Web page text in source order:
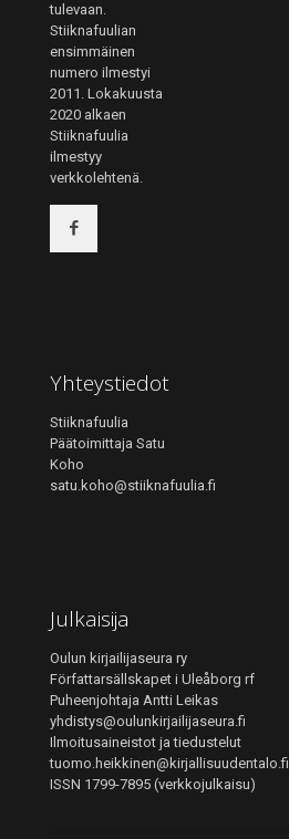
tulevaan.
Stiiknafuulian
ensimmäinen
numero ilmestyi
2011. Lokakuusta
2020 alkaen
Stiiknafuulia
ilmestyy
verkkolehtenä.
Yhteystiedot
Stiiknafuulia
Päätoimittaja Satu
Koho
satu.koho@stiiknafuulia.fi
Julkaisija
Oulun kirjailijaseura ry
Författarsällskapet i Uleåborg rf
Puheenjohtaja Antti Leikas
yhdistys@oulunkirjailijaseura.fi
Ilmoitusaineistot ja tiedustelut
tuomo.heikkinen@kirjallisuudentalo.fi
ISSN 1799-7895 (verkkojulkaisu)